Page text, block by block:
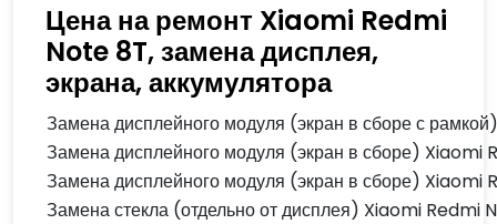
Цена на ремонт Xiaomi Redmi
Note 8T, замена дисплея,
экрана, аккумулятора
Замена дисплейного модуля (экран в сборе с
Замена дисплейного модуля (экран в сборе) Xiaomi
Замена дисплейного модуля (экран в сборе) Xiaomi
Замена стекла (отдельно от дисплея) Xiaomi Redmi